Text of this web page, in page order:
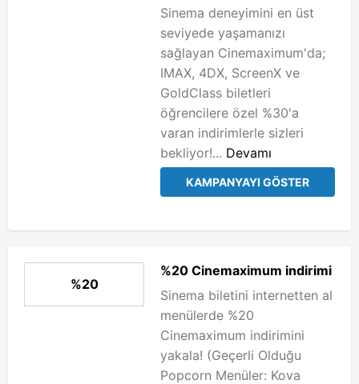
Sinema deneyimini en üst
seviyede yaşamanızı
sağlayan Cinemaximum'da;
IMAX, 4DX, ScreenX ve
GoldClass biletleri
öğrencilere özel %30'a
varan indirimlerle sizleri
bekliyor!... Devamı
KAMPANYAYI GÖSTER
%20
%20 Cinemaximum indirimi
Sinema biletini internetten al
menülerde %20
Cinemaximum indirimini
yakala! (Geçerli Olduğu
Popcorn Menüler: Kova